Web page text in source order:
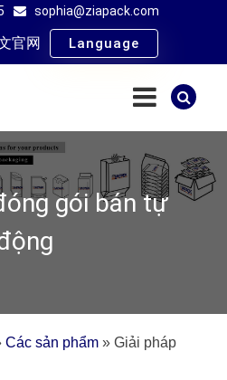
sophia@ziapack.com
官网 Language
gói bán tự
Các sản phẩm » Giải pháp